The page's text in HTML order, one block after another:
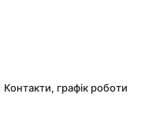
Контакти, графік роботи